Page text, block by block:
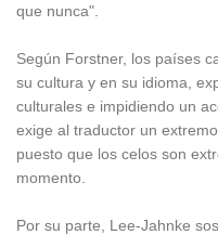
que nunca".
Según Forstner, los países
su cultura y en su idioma,
culturales e impidiendo un
exige al traductor un
puesto que los celos son
momento.
Por su parte, Lee-Jahnke